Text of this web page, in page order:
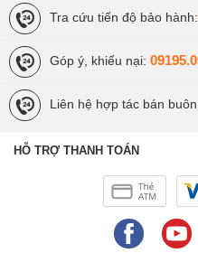
Tra cứu tiến độ bảo hành:
Góp ý, khiếu nại:
Liên hệ hợp tác bán
HỖ TRỢ THANH TOÁN